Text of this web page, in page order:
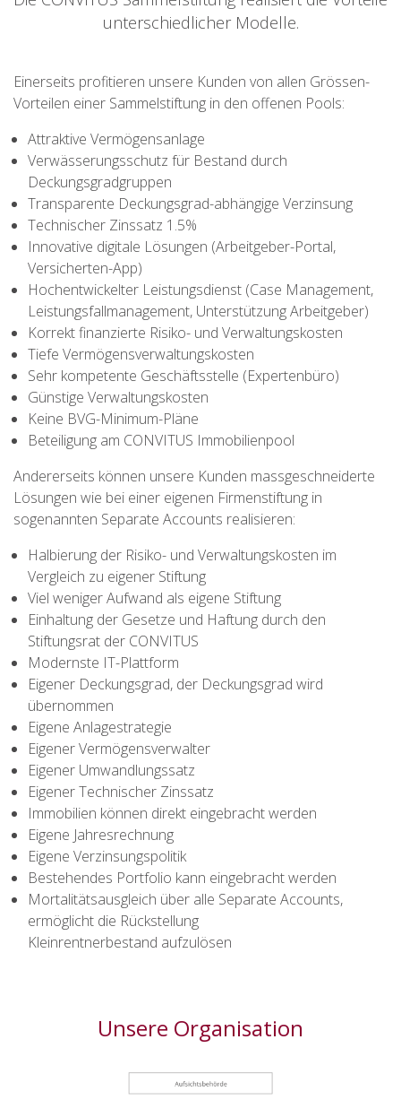
unterschiedlicher Modelle.
Einerseits profitieren unsere Kunden von allen Grössen-
Vorteilen einer Sammelstiftung in den offenen Pools:
Attraktive Vermögensanlage
Verwässerungsschutz für Bestand durch
Deckungsgradgruppen
Transparente Deckungsgrad-abhängige Verzinsung
Technischer Zinssatz 1.5%
Innovative digitale Lösungen (Arbeitgeber-Portal,
Versicherten-App)
Hochentwickelter Leistungsdienst (Case Management,
Leistungsfallmanagement, Unterstützung Arbeitgeber)
Korrekt finanzierte Risiko- und Verwaltungskosten
Tiefe Vermögensverwaltungskosten
Sehr kompetente Geschäftsstelle (Expertenbüro)
Günstige Verwaltungskosten
Keine BVG-Minimum-Pläne
Beteiligung am CONVITUS Immobilienpool
Andererseits können unsere Kunden massgeschneiderte
Lösungen wie bei einer eigenen Firmenstiftung in
sogenannten Separate Accounts realisieren:
Halbierung der Risiko- und Verwaltungskosten im
Vergleich zu eigener Stiftung
Viel weniger Aufwand als eigene Stiftung
Einhaltung der Gesetze und Haftung durch den
Stiftungsrat der CONVITUS
Modernste IT-Plattform
Eigener Deckungsgrad, der Deckungsgrad wird
übernommen
Eigene Anlagestrategie
Eigener Vermögensverwalter
Eigener Umwandlungssatz
Eigener Technischer Zinssatz
Immobilien können direkt eingebracht werden
Eigene Jahresrechnung
Eigene Verzinsungspolitik
Bestehendes Portfolio kann eingebracht werden
Mortalitätsausgleich über alle Separate Accounts,
ermöglicht die Rückstellung
Kleinrentnerbestand aufzulösen
Unsere Organisation